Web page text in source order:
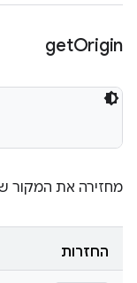
getOrigin
מחזירה את המקור
החזרות